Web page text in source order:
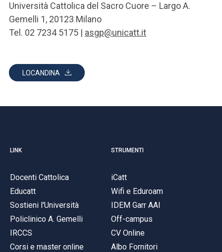
Università Cattolica del Sacro Cuore – Largo A.
Gemelli 1, 20123 Milano
Tel. 02 7234 5175 | asgp@unicatt.it
LOCANDINA
LINK
Docenti Cattolica
Educatt
Sostieni l'Università
Policlinico A. Gemelli
IRCCS
Corsi e master online
STRUMENTI
iCatt
Wifi e Eduroam
IDEM Garr AAI
Off-campus
CV Online
Albo Fornitori